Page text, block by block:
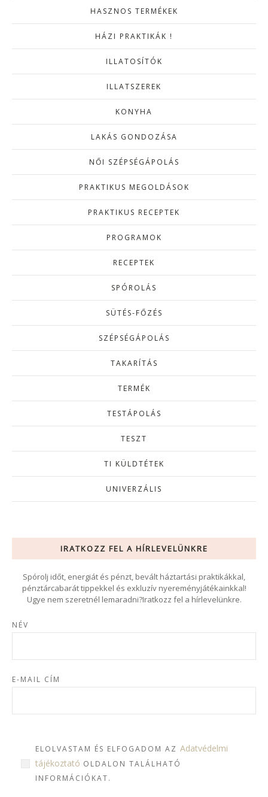
HASZNOS TERMÉKEK
HÁZI PRAKTIKÁK !
ILLATOSÍTÓK
ILLATSZEREK
KONYHA
LAKÁS GONDOZÁSA
NŐI SZÉPSÉGÁPOLÁS
PRAKTIKUS MEGOLDÁSOK
PRAKTIKUS RECEPTEK
PROGRAMOK
RECEPTEK
SPÓROLÁS
SÜTÉS-FŐZÉS
SZÉPSÉGÁPOLÁS
TAKARÍTÁS
TERMÉK
TESTÁPOLÁS
TESZT
TI KÜLDTÉTEK
UNIVERZÁLIS
IRATKOZZ FEL A HÍRLEVELÜNKRE
Spórolj időt, energiát és pénzt, bevált háztartási praktikákkal,
pénztárcabarát tippekkel és exkluzív nyereményjátékainkkal!
Ugye nem szeretnél lemaradni?Iratkozz fel a hírlevelünkre.
NÉV
E-MAIL CÍM
ELOLVASTAM ÉS ELFOGADOM AZ Adatvédelmi
tájékoztató OLDALON TALÁLHATÓ
INFORMÁCIÓKAT.